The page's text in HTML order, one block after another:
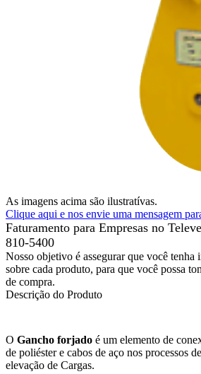
As imagens acima são ilustratívas.
Clique aqui e nos envie uma mensagem
Faturamento para Empresas no
810-5400
Nosso objetivo é assegurar que você tenha
sobre cada produto, para que você possa
de compra.
Descrição do Produto
O Gancho forjado é um elemento de
de poliéster e cabos de aço nos processos
elevação de Cargas.